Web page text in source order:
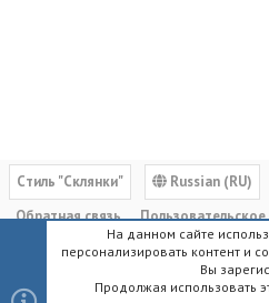
Cтиль "Склянки"
Russian (RU)
Обратная связь
Политика конфиденциальности
На данном сайте
персонализировать контент и
Вы
Продолжая использовать